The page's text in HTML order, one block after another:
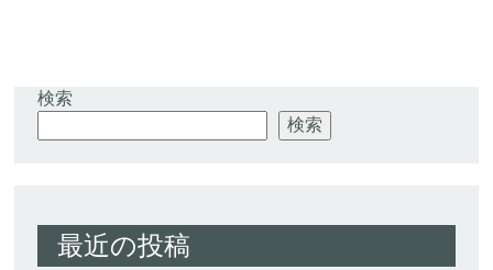
検索
検索
最近の投稿